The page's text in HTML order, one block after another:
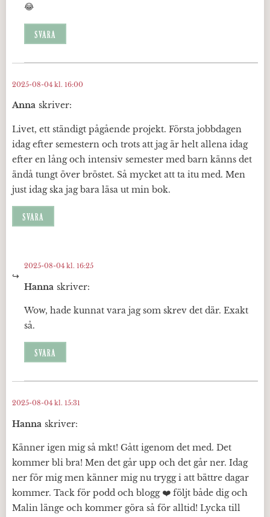
😂
SVARA
Anna skriver:
2025-08-04 kl. 16:00
Livet, ett ständigt pågående projekt. Första jobbdagen
idag efter semestern och trots att jag är helt allena idag
efter en lång och intensiv semester med barn känns det
ändå tungt över bröstet. Så mycket att ta itu med. Men
just idag ska jag bara läsa ut min bok.
SVARA
Hanna skriver:
2025-08-04 kl. 16:25
Wow, hade kunnat vara jag som skrev det där. Exakt
så.
SVARA
Hanna skriver:
2025-08-04 kl. 15:31
Känner igen mig så mkt! Gått igenom det med. Det
kommer bli bra! Men det går upp och det går ner. Idag
ner för mig men känner mig nu trygg i att bättre dagar
kommer. Tack för podd och blogg ❤️ följt både dig och
Malin länge och kommer göra så för alltid! Lycka till